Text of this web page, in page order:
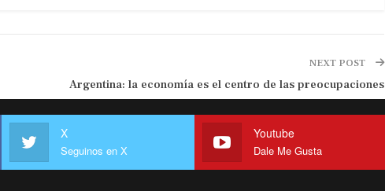
NEXT POST
Argentina: la economía es el centro de las preocupaciones
X
Seguinos en X
Youtube
Dale Me Gusta